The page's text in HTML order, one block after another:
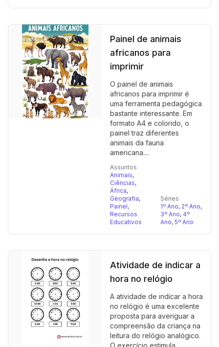
Painel de animais
africanos para
imprimir
O painel de animais
africanos para imprimir é
uma ferramenta pedagógica
bastante interessante. Em
formato A4 e colorido, o
painel traz diferentes
animais da fauna
americana....
Assuntos
Animais,
Ciências,
África,
Geografia,
Painel,
Recursos
Educativos
Séries
1º Ano, 2º Ano,
3º Ano, 4º
Ano, 5º Ano
Atividade de indicar a
hora no relógio
A atividade de indicar a hora
no relógio é uma excelente
proposta para averiguar a
compreensão da criança na
leitura do relógio analógico.
O exercício estimula...